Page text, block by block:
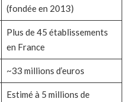
(fondée en 2013)
Plus de 45 établissements
en France
~33 millions d’euros
Estimé à 5 millions de